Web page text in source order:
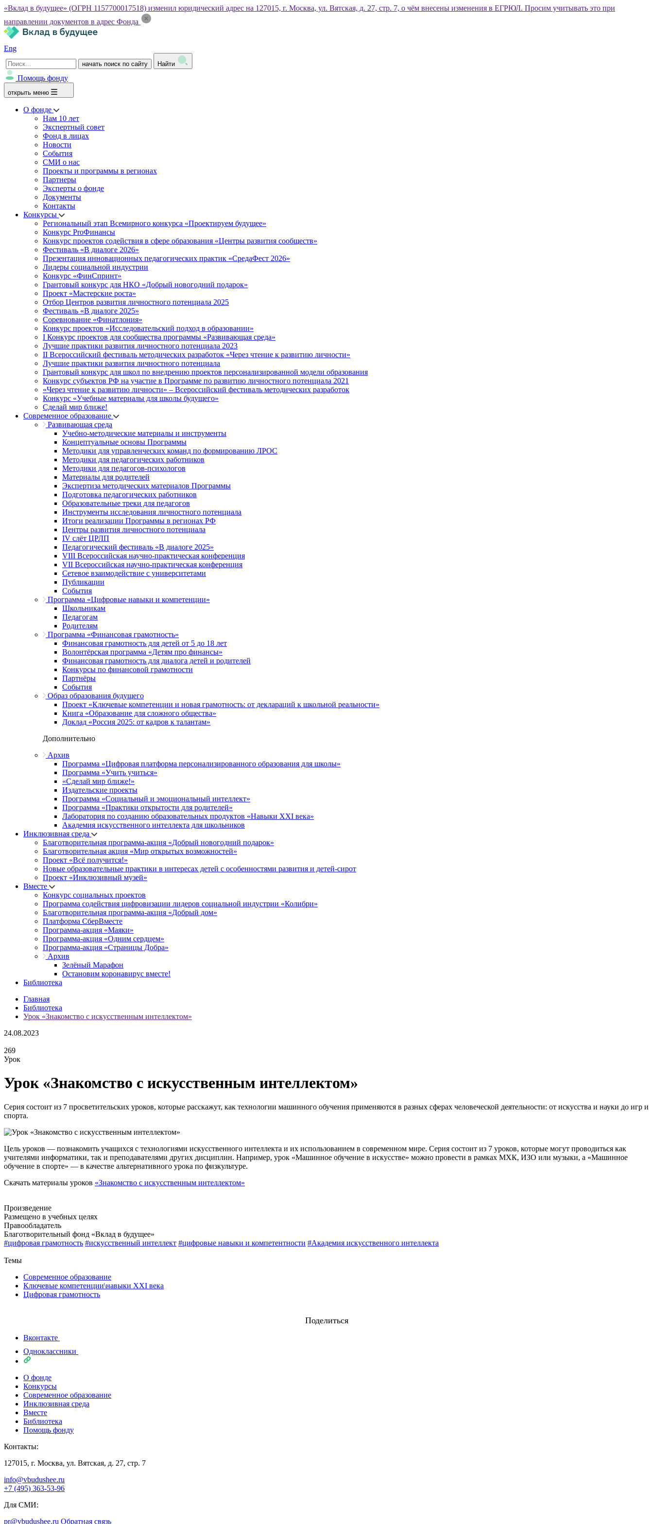
«Вклад в будущее» (ОГРН 1157700017518) изменил юридический адрес на 127015, г. Москва, ул. Вятская, д. 27, стр. 7, о чём внесены изменения в ЕГРЮЛ. Просим учитывать это при
направлении документов в адрес Фонда
Eng
начать поиск по сайту Найти
Помощь фонду
открыть меню
О фонде
Нам 10 лет
Экспертный совет
Фонд в лицах
Новости
События
СМИ о нас
Проекты и программы в регионах
Партнеры
Эксперты о фонде
Документы
Контакты
Конкурсы
Региональный этап Всемирного конкурса «Проектируем будущее»
Конкурс ProФинансы
Конкурс проектов содействия в сфере образования «Центры развития сообществ»
Фестиваль «В диалоге 2026»
Презентация инновационных педагогических практик «СредаФест 2026»
Лидеры социальной индустрии
Конкурс «ФинСпринт»
Грантовый конкурс для НКО «Добрый новогодний подарок»
Проект «Мастерские роста»
Отбор Центров развития личностного потенциала 2025
Фестиваль «В диалоге 2025»
Соревнование «Финатлония»
Конкурс проектов «Исследовательский подход в образовании»
I Конкурс проектов для сообщества программы «Развивающая среда»
Лучшие практики развития личностного потенциала 2023
II Всероссийский фестиваль методических разработок «Через чтение к развитию личности»
Лучшие практики развития личностного потенциала
Грантовый конкурс для школ по внедрению проектов персонализированной модели образования
Конкурс субъектов РФ на участие в Программе по развитию личностного потенциала 2021
«Через чтение к развитию личности» – Всероссийский фестиваль методических разработок
Конкурс «Учебные материалы для школы будущего»
Сделай мир ближе!
Современное образование
Развивающая среда
Учебно-методические материалы и инструменты
Концептуальные основы Программы
Методики для управленческих команд по формированию ЛРОС
Методики для педагогических работников
Методики для педагогов-психологов
Материалы для родителей
Экспертиза методических материалов Программы
Подготовка педагогических работников
Образовательные треки для педагогов
Инструменты исследования личностного потенциала
Итоги реализации Программы в регионах РФ
Центры развития личностного потенциала
IV слёт ЦРЛП
Педагогический фестиваль «В диалоге 2025»
VIII Всероссийская научно-практическая конференция
VII Всероссийская научно-практическая конференция
Сетевое взаимодействие с университетами
Публикации
События
Программа «Цифровые навыки и компетенции»
Школьникам
Педагогам
Родителям
Программа «Финансовая грамотность»
Финансовая грамотность для детей от 5 до 18 лет
Волонтёрская программа «Детям про финансы»
Финансовая грамотность для диалога детей и родителей
Конкурсы по финансовой грамотности
Партнёры
События
Образ образования будущего
Проект «Ключевые компетенции и новая грамотность: от деклараций к школьной реальности»
Книга «Образование для сложного общества»
Доклад «Россия 2025: от кадров к талантам»
Дополнительно
Архив
Программа «Цифровая платформа персонализированного образования для школы»
Программа «Учить учиться»
«Сделай мир ближе!»
Издательские проекты
Программа «Социальный и эмоциональный интеллект»
Программа «Практики открытости для родителей»
Лаборатория по созданию образовательных продуктов «Навыки XXI века»
Академия искусственного интеллекта для школьников
Инклюзивная среда
Благотворительная программа-акция «Добрый новогодний подарок»
Благотворительная акция «Мир открытых возможностей»
Проект «Всё получится!»
Новые образовательные практики в интересах детей с особенностями развития и детей-сирот
Проект «Инклюзивный музей»
Вместе
Конкурс социальных проектов
Программа содействия цифровизации лидеров социальной индустрии «Колибри»
Благотворительная программа-акция «Добрый дом»
Платформа СберВместе
Программа-акция «Маяки»
Программа-акция «Одним сердцем»
Программа-акция «Страницы Добра»
Архив
Зелёный Марафон
Остановим коронавирус вместе!
Библиотека
Главная
Библиотека
Урок «Знакомство с искусственным интеллектом»
24.08.2023
269
Урок
Урок «Знакомство с искусственным интеллектом»
Серия состоит из 7 просветительских уроков, которые расскажут, как технологии машинного обучения применяются в разных сферах человеческой деятельности: от искусства и науки до игр и
спорта.
Цель уроков ― познакомить учащихся с технологиями искусственного интеллекта и их использованием в современном мире. Серия состоит из 7 уроков, которые могут проводиться как
учителями информатики, так и преподавателями других дисциплин. Например, урок «Машинное обучение в искусстве» можно провести в рамках МХК, ИЗО или музыки, а «Машинное
обучение в спорте» ― в качестве альтернативного урока по физкультуре.
Скачать материалы уроков «Знакомство с искусственным интеллектом»
Произведение
Размещено в учебных целях
Правообладатель
Благотворительный фонд «Вклад в будущее»
#цифровая грамотность #искусственный интеллект #цифровые навыки и компетентности #Академия искусственного интеллекта
Темы
Современное образование
Ключевые компетенции\навыки XXI века
Цифровая грамотность
Поделиться
Вконтакте
Одноклассники
О фонде
Конкурсы
Современное образование
Инклюзивная среда
Вместе
Библиотека
Помощь фонду
Контакты:
127015, г. Москва, ул. Вятская, д. 27, стр. 7
info@vbudushee.ru
+7 (495) 363-53-96
Для СМИ:
pr@vbudushee.ru Обратная связь